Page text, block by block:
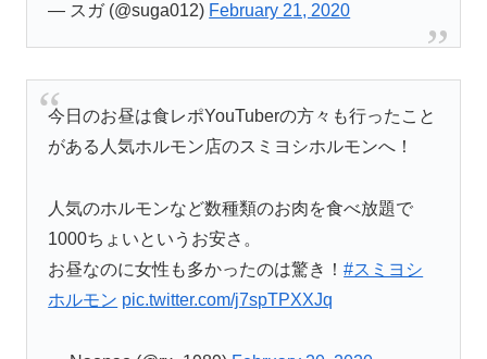
— スガ (@suga012) February 21, 2020
今日のお昼は食レポYouTuberの方々も行ったこと
がある人気ホルモン店のスミヨシホルモンへ！
人気のホルモンなど数種類のお肉を食べ放題で
1000ちょいというお安さ。
お昼なのに女性も多かったのは驚き！#スミヨシ
ホルモン pic.twitter.com/j7spTPXXJq